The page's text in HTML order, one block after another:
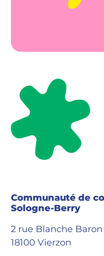
Communauté de
Sologne-Berry
2 rue Blanche Baron
18100 Vierzon